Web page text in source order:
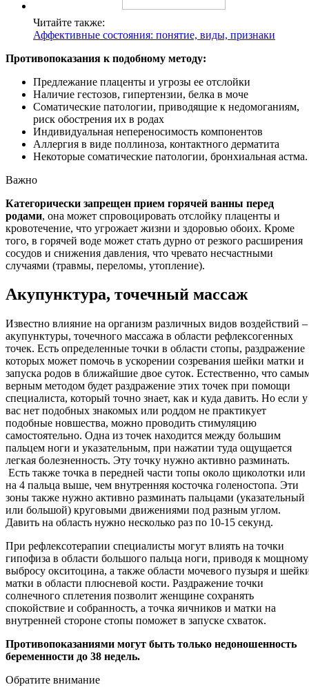
Читайте также:
Аффективные состояния: понятие, виды, признаки
Противопоказания к подобному методу:
Предлежание плаценты и угрозы ее отслойки
Наличие гестозов, гипертензии, белка в моче
Соматические патологии, приводящие к недомоганиям,
риск обострения их в родах
Индивидуальная непереносимость компонентов
Аллергия в виде поллиноза, контактного дерматита
Некоторые соматические патологии, бронхиальная астма.
Важно
Категорически запрещен прием горячей ванны перед
родами, она может спровоцировать отслойку плаценты и
кровотечение, что угрожает жизни и здоровью обоих. Кроме
того, в горячей воде может стать дурно от резкого расширения
сосудов и снижения давления, что чревато несчастными
случаями (травмы, переломы, утопление).
Акупунктура, точечный массаж
Известно влияние на организм различных видов воздействий –
акупунктуры, точечного массажа в области рефлексогенных
точек. Есть определенные точки в области стопы, раздражение
которых может помочь в ускорении созревания шейки матки и
запуска родов в ближайшие двое суток. Естественно, что
верным методом будет раздражение этих точек при помощи
специалиста, который точно знает, как и куда давить. Но если у
вас нет подобных знакомых или роддом не практикует
подобные новшества, можно проводить стимуляцию
самостоятельно. Одна из точек находится между большим
пальцем ноги и указательным, при нажатии туда ощущается
легкая болезненность. Эту точку нужно активно разминать.
Есть также точка в передней части топы около щиколотки или
на 4 пальца выше, чем внутренняя косточка голеностопа. Эти
зоны также нужно активно разминать пальцами (указательный
или большой) круговыми движениями под разным углом.
Давить на область нужно несколько раз по 10-15 секунд.
При рефлексотерапии специалисты могут влиять на точки
гипофиза в области большого пальца ноги, приводя к мощному
выбросу окситоцина, а также области мочевого пузыря и
матки в области плюсневой кости. Раздражение точки
солнечного сплетения позволит женщине сохранять
спокойствие и собранность, а точка яичников и матки на
внутренней стороне стопы поможет в запуске схваток.
Противопоказаниями могут быть только недоношенность
беременности до 38 недель.
Обратите внимание